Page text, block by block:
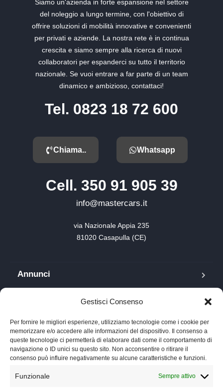
Gestisci Consenso
Per fornire le migliori esperienze, utilizziamo tecnologie come i cookie per
memorizzare e/o accedere alle informazioni del dispositivo. Il consenso a
queste tecnologie ci permetterà di elaborare dati come il comportamento di
navigazione o ID unici su questo sito. Non acconsentire o ritirare il
consenso può influire negativamente su alcune caratteristiche e funzioni.
Funzionale Sempre attivo
Siamo un'azienda in forte espansione nel settore
del noleggio a lungo termine, con l'obiettivo di
offrire soluzioni di mobilità innovative e convenienti
per privati e aziende. La nostra rete è in continua
crescita e siamo sempre alla ricerca di nuovi
collaboratori per espanderci su tutto il territorio
nazionale. Se vuoi entrare a far parte di un team
dinamico e ambizioso, contattaci!
Tel. 0823 18 72 600
Chiama.. Whatsapp
Cell. 350 91 905 39
info@mastercars.it
via Nazionale Appia 235
81020 Casapulla (CE)
Annunci
FAQ
Lavora con noi